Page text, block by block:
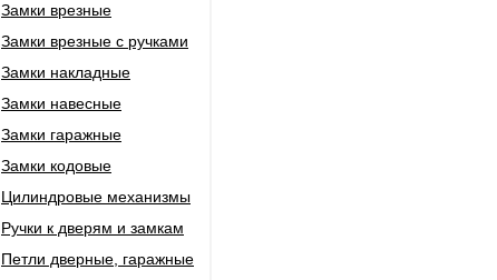
Замки врезные
Замки врезные с ручками
Замки накладные
Замки навесные
Замки гаражные
Замки кодовые
Цилиндровые механизмы
Ручки к дверям и замкам
Петли дверные, гаражные